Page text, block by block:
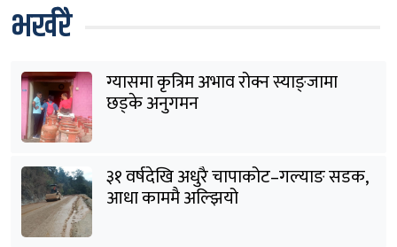
भर्खरै
ग्यासमा कृत्रिम अभाव रोक्न स्याङ्जामा
छड्के अनुगमन
३१ वर्षदेखि अधुरै चापाकोट–गल्याङ सडक,
आधा काममै अल्झियो